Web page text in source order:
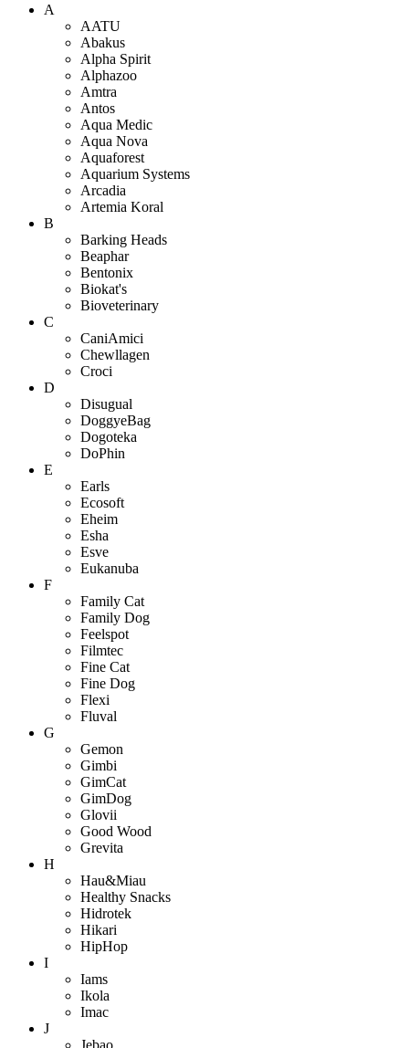
A
AATU
Abakus
Alpha Spirit
Alphazoo
Amtra
Antos
Aqua Medic
Aqua Nova
Aquaforest
Aquarium Systems
Arcadia
Artemia Koral
B
Barking Heads
Beaphar
Bentonix
Biokat's
Bioveterinary
C
CaniAmici
Chewllagen
Croci
D
Disugual
DoggyeBag
Dogoteka
DoPhin
E
Earls
Ecosoft
Eheim
Esha
Esve
Eukanuba
F
Family Cat
Family Dog
Feelspot
Filmtec
Fine Cat
Fine Dog
Flexi
Fluval
G
Gemon
Gimbi
GimCat
GimDog
Glovii
Good Wood
Grevita
H
Hau&Miau
Healthy Snacks
Hidrotek
Hikari
HipHop
I
Iams
Ikola
Imac
J
Jebao